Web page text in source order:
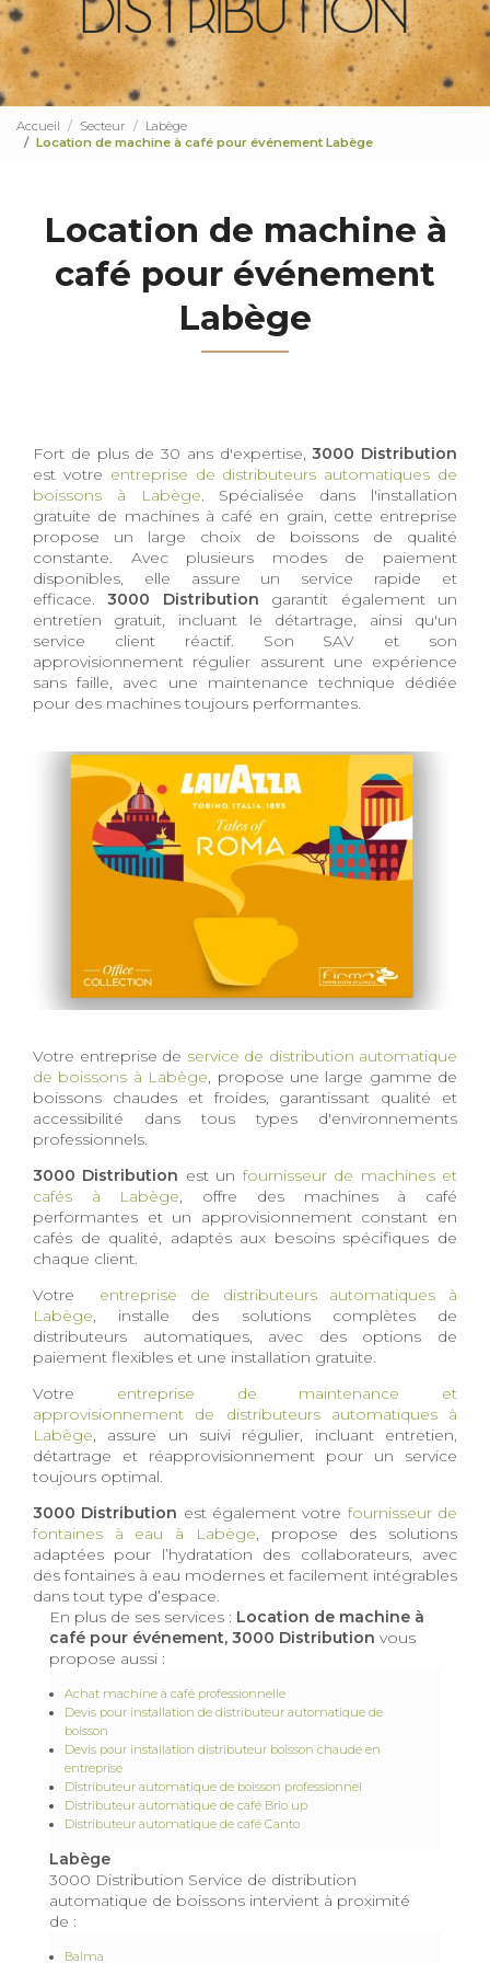
Accueil Secteur
Labège
Location de machine à café pour événement Labège
Location de machine à
café pour événement
Labège
Fort de plus de 30 ans d'expertise,3000 Distribution
est votre entreprise de distributeurs automatiques de
boissons à Labège. Spécialisée dans l'installation
gratuite de machines à café en grain, cette entreprise
propose un large choix de boissons de qualité
constante. Avec plusieurs modes de paiement
disponibles, elle assure un service rapide et
efficace.3000 Distribution garantit également un
entretien gratuit, incluant le détartrage, ainsi qu'un
service client réactif. Son SAV et son
approvisionnement régulier assurent une expérience
sans faille, avec une maintenance technique dédiée
pour des machines toujours performantes.
Votre entreprise de service de distribution automatique
de boissons à Labège, propose une large gamme de
boissons chaudes et froides, garantissant qualité et
accessibilité dans tous types d'environnements
professionnels.
3000 Distribution est un fournisseur de machines et
cafés à Labège, offre des machines à café
performantes et un approvisionnement constant en
cafés de qualité, adaptés aux besoins spécifiques de
chaque client.
Votre entreprise de distributeurs automatiques à
Labège, installe des solutions complètes de
distributeurs automatiques, avec des options de
paiement flexibles et une installation gratuite.
Votre entreprise de maintenance et
approvisionnement de distributeurs automatiques à
Labège, assure un suivi régulier, incluant entretien,
détartrage et réapprovisionnement pour un service
toujours optimal.
3000 Distribution est également votrefournisseur de
fontaines à eau à Labège, propose des solutions
adaptées pour l’hydratation des collaborateurs, avec
des fontaines à eau modernes et facilement intégrables
dans tout type d’espace.
En plus de ses services : Location de machine à
café pour événement, 3000 Distribution vous
propose aussi :
Achat machine à café professionnelle
Devis pour installation de distributeur automatique de
boisson
Devis pour installation distributeur boisson chaude en
entreprise
Distributeur automatique de boisson professionnel
Distributeur automatique de café Brio up
Distributeur automatique de café Canto
Labège
3000 Distribution Service de distribution
automatique de boissons intervient à proximité
de :
Balma